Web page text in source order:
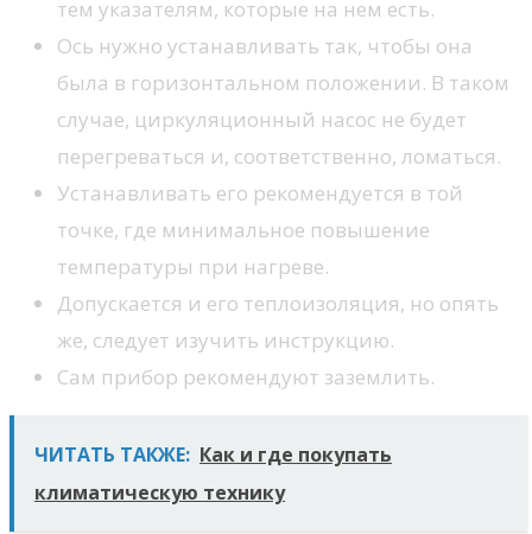
тем указателям, которые на нем есть.
Ось нужно устанавливать так, чтобы она
была в горизонтальном положении. В таком
случае, циркуляционный насос не будет
перегреваться и, соответственно, ломаться.
Устанавливать его рекомендуется в той
точке, где минимальное повышение
температуры при нагреве.
Допускается и его теплоизоляция, но опять
же, следует изучить инструкцию.
Сам прибор рекомендуют заземлить.
ЧИТАТЬ ТАКЖЕ: Как и где покупать
климатическую технику